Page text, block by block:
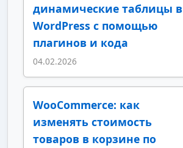
динамические таблицы в
WordPress с помощью
плагинов и кода
04.02.2026
WooCommerce: как
изменять стоимость
товаров в корзине по